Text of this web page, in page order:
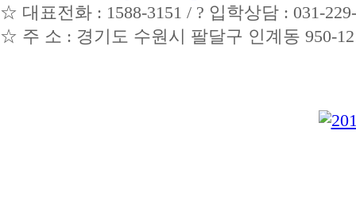
☆ 대표전화 : 1588-3151 / ? 입학상담 : 031-
☆ 주 소 : 경기도 수원시 팔달구 인계동 950-